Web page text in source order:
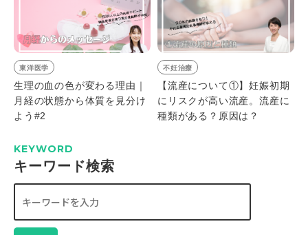
東洋医学
生理の血の色が変わる理由｜
月経の状態から体質を見分け
よう#2
不妊治療
【流産について①】妊娠初期
にリスクが高い流産。流産に
種類がある？原因は？
KEYWORD
キーワード検索